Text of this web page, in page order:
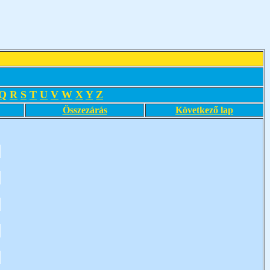
R S T U V W X Y Z
Összezárás Következő lap